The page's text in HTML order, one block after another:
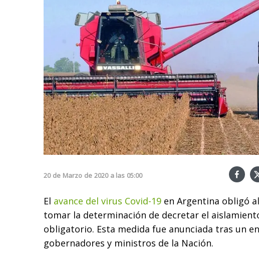
20 de Marzo de 2020 a las 05:00
El avance del virus Covid-19 en Argentina obligó
tomar la determinación de decretar el
obligatorio. Esta medida fue anunciada tras un
gobernadores y ministros de la Nación.